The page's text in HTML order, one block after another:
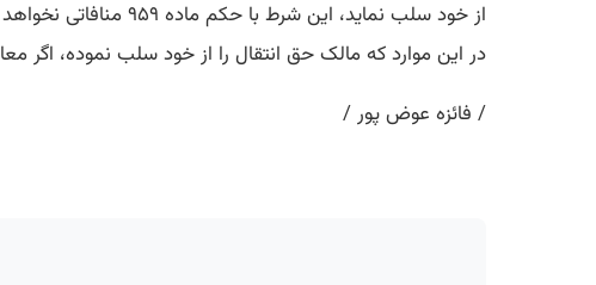
از خود سلب نماید، این شرط با حکم ماده ۹۵۹ منافاتی نخواهد داشت.
در این موارد که مالک حق انتقال را از خود سلب نموده،
/ فائزه عوض پور /